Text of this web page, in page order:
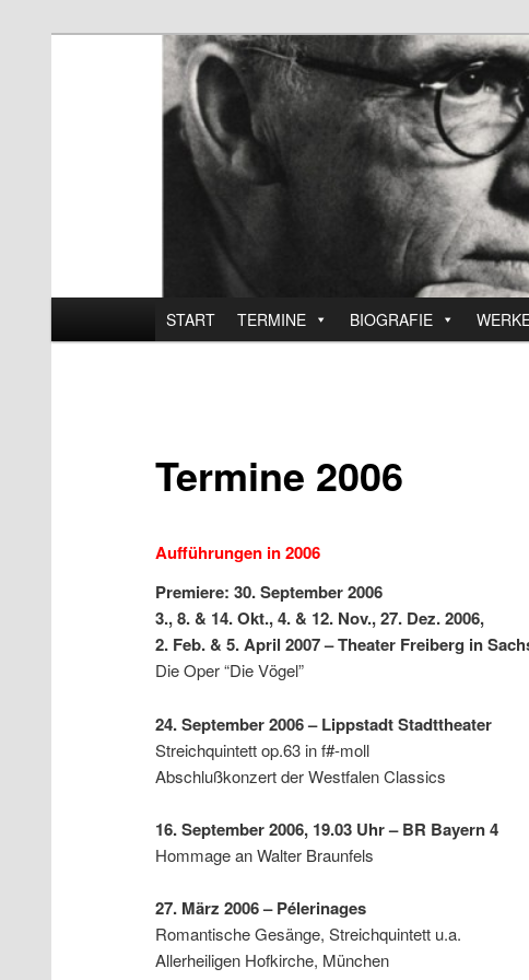
Walter Braunfels
Official website
START TERMINE BIOGRAFIE
Termine 2006
Aufführungen in 2006
Premiere: 30. September 2006
3., 8. & 14. Okt., 4. & 12. Nov., 27. Dez. 2006,
2. Feb. & 5. April 2007 – Theater Freiberg in
Die Oper “Die Vögel”
24. September 2006 – Lippstadt Stadttheater
Streichquintett op.63 in f#-moll
Abschlußkonzert der Westfalen Classics
16. September 2006, 19.03 Uhr – BR Bayern 4
Hommage an Walter Braunfels
27. März 2006 – Pélerinages
Romantische Gesänge, Streichquintett u.a.
Allerheiligen Hofkirche, München